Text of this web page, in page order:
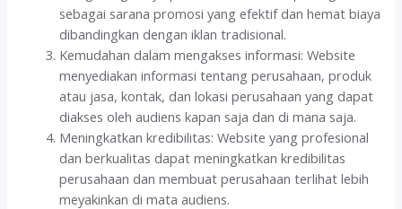
sebagai sarana promosi yang efektif dan hemat biaya
dibandingkan dengan iklan tradisional.
Kemudahan dalam mengakses informasi: Website
menyediakan informasi tentang perusahaan, produk
atau jasa, kontak, dan lokasi perusahaan yang dapat
diakses oleh audiens kapan saja dan di mana saja.
Meningkatkan kredibilitas: Website yang profesional
dan berkualitas dapat meningkatkan kredibilitas
perusahaan dan membuat perusahaan terlihat lebih
meyakinkan di mata audiens.